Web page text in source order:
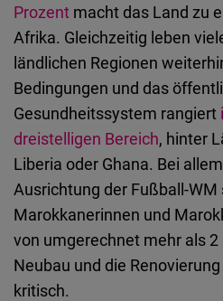
Prozent macht das Land zu
Afrika. Gleichzeitig leben
ländlichen Regionen
Bedingungen und das
Gesundheitssystem rangiert
dreistelligen Bereich, hinter
Liberia oder Ghana. Bei
Ausrichtung der Fußball-WM
Marokkanerinnen und
von umgerechnet mehr als
Neubau und die
kritisch.